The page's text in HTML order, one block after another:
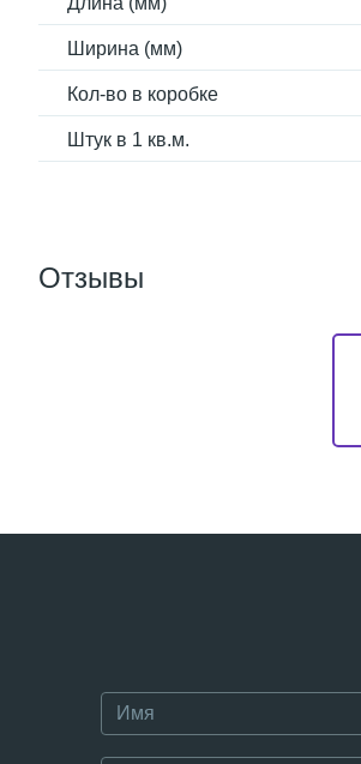
Ширина (мм)
Кол-во в коробке
Штук в 1 кв.м.
Отзывы